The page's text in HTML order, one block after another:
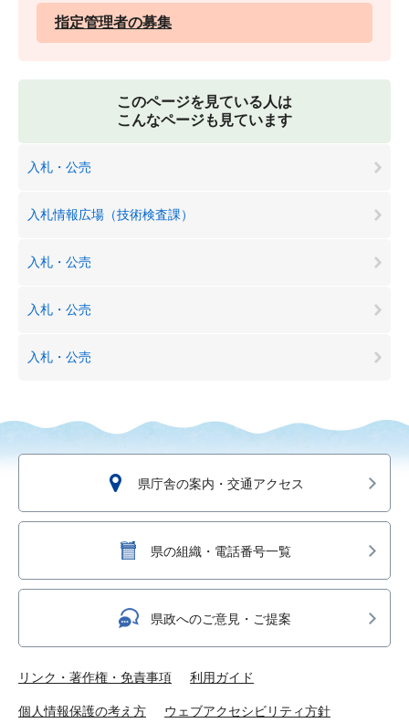
指定管理者の募集
このページを見ている人は
こんなページも見ています
入札・公売
入札情報広場（技術検査課）
入札・公売
入札・公売
入札・公売
県庁舎の案内・交通アクセス
県の組織・電話番号一覧
県政へのご意見・ご提案
リンク・著作権・免責事項 利用ガイド
個人情報保護の考え方 ウェブアクセシビリティ方針